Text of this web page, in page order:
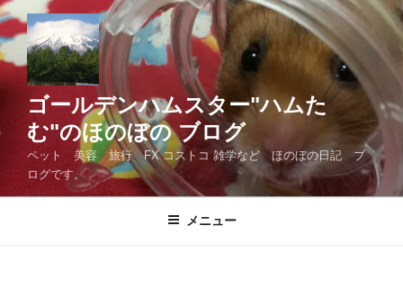
コ
テ
ン
ス
ゴールデンハムスター"ハムた
む"のほのぼの ブログ
ペット 美容 旅行 FX コストコ 雑学など ほのぼの日記 ブ
ログです。
メニュー